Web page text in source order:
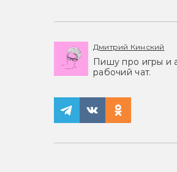
Дмитрий Кинский
Пишу про игры и
рабочий чат.